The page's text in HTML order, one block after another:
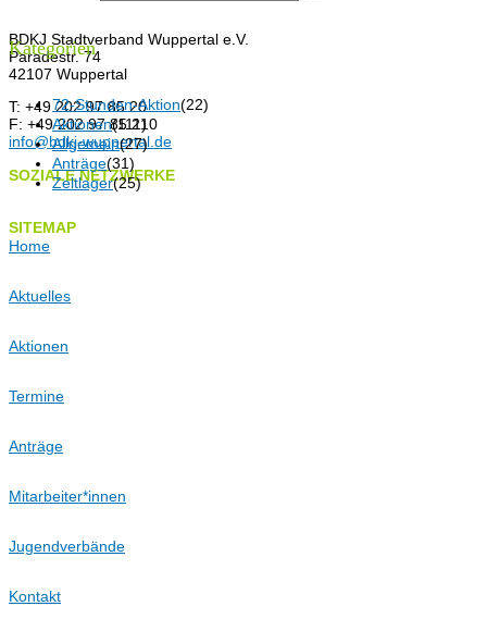
Kategorien
72-Stunden-Aktion(22)
Aktionen(111)
Allgemein(27)
Anträge(31)
Zeltlager(25)
BDKJ Stadtverband Wuppertal e.V.
Paradestr. 74
42107 Wuppertal
T: +49 202 97 85 20
F: +49 202 97 85 210
info@bdkj-wuppertal.de
SOZIALE NETZWERKE
SITEMAP
Home
Aktuelles
Aktionen
Termine
Anträge
Mitarbeiter*innen
Jugendverbände
Kontakt